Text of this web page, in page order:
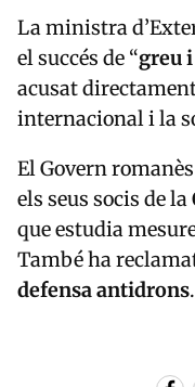
La ministra
el succés de “greu
acusat
internacional i la
El Govern
els seus socis de la
que estudia
També ha
defensa antidrons.